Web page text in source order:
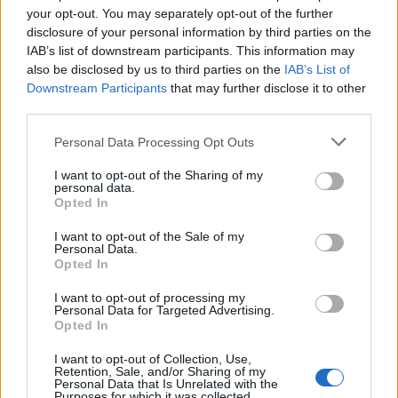
your opt-out. You may separately opt-out of the further
disclosure of your personal information by third parties on the
IAB’s list of downstream participants. This information may
also be disclosed by us to third parties on the IAB’s List of
Downstream Participants that may further disclose it to other
Personal Data Processing Opt Outs
I want to opt-out of the Sharing of my
personal data.
Opted In
I want to opt-out of the Sale of my
Personal Data.
Opted In
I want to opt-out of processing my
Personal Data for Targeted Advertising.
Opted In
I want to opt-out of Collection, Use,
Retention, Sale, and/or Sharing of my
Personal Data that Is Unrelated with the
Relaxuj, o víkendu nepracuj....přeji
příjemný den...